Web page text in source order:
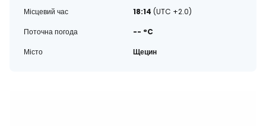
Місцевий час
18:14 (UTC +2.0)
Поточна погода
-- °C
Місто
Щецин